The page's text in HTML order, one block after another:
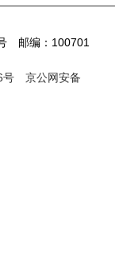
邮编：100701
号
京公网安备